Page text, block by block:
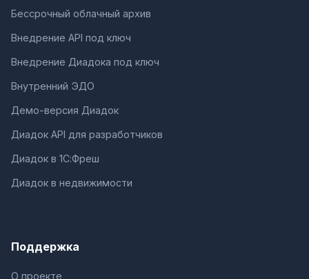
Бессрочный облачный архив
Внедрение API под ключ
Внедрение Диадока под ключ
Внутренний ЭДО
Демо-версия Диадок
Диадок API для разработчиков
Диадок в 1С:Фреш
Диадок в недвижимости
Поддержка
О проекте